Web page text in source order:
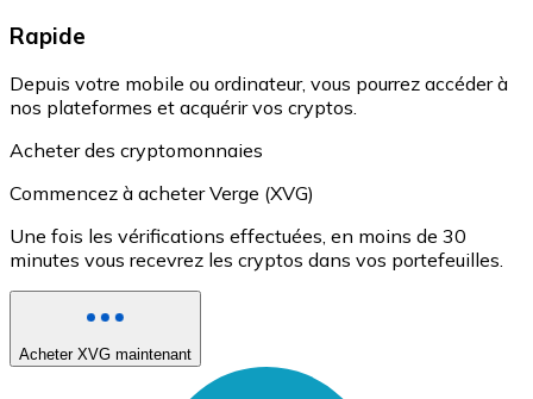
Rapide
Depuis votre mobile ou ordinateur, vous pourrez accéder à
nos plateformes et acquérir vos cryptos.
Acheter des cryptomonnaies
Commencez à acheter Verge (XVG)
Une fois les vérifications effectuées, en moins de 30
minutes vous recevrez les cryptos dans vos portefeuilles.
Acheter XVG maintenant